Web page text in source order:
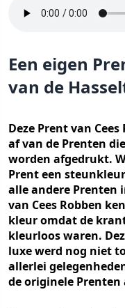
Een eigen
van de
Deze Prent van
af van de Prenten
worden afgedrukt.
Prent een
alle andere Prenten
van Cees Robben
kleur omdat de
kleurloos waren.
luxe werd nog niet
allerlei
de originele